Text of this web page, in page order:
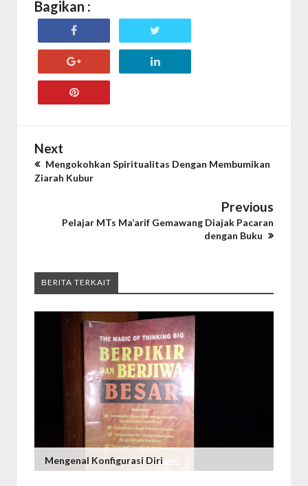
Bagikan :
Next
Mengokohkan Spiritualitas Dengan Membumikan
Ziarah Kubur
Previous
Pelajar MTs Ma’arif Gemawang Diajak Pacaran
dengan Buku
BERITA TERKAIT
Mengenal Konfigurasi Diri